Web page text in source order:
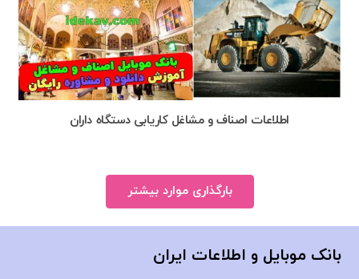
اطلاعات اصناف و مشاغل کاریابی دستگاه داران
بارگذاری موارد بیشتر
بانک موبایل و اطلاعات ایران